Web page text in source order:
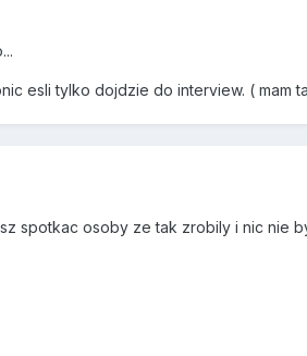
esli tylko dojdzie do interview. ( mam
spotkac osoby ze tak zrobily i nic nie